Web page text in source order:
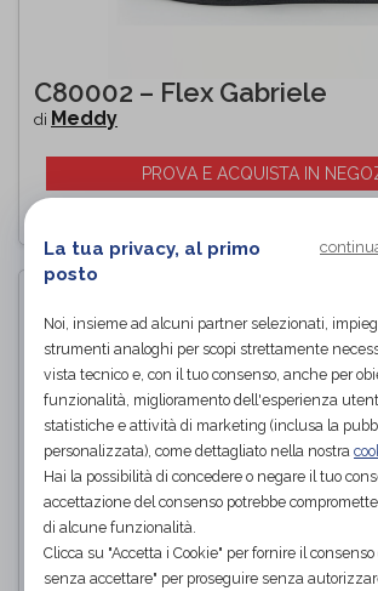
C80002 – Flex Gabriele
di Meddy
PROVA E ACQUISTA IN
La tua privacy, al primo
posto
Noi, insieme ad alcuni partner selezionati,
strumenti analoghi per scopi strettamente
vista tecnico e, con il tuo consenso, anche per
funzionalità, miglioramento dell'esperienza
statistiche e attività di marketing (inclusa la
personalizzata), come dettagliato nella nostra
Hai la possibilità di concedere o negare il tuo
accettazione del consenso potrebbe
di alcune funzionalità.
Clicca su "Accetta i Cookie" per fornire il
senza accettare" per proseguire senza